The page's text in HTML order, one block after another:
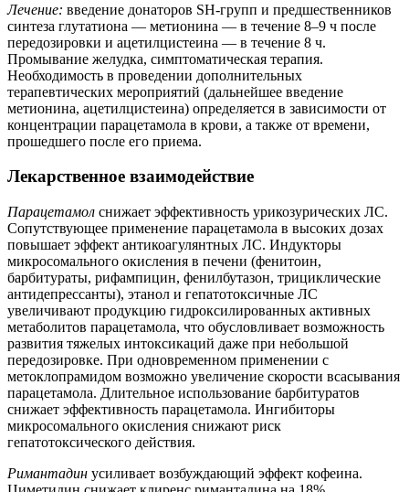
Лечение: введение донаторов SH-групп и предшественников
синтеза глутатиона — метионина — в течение 8–9 ч после
передозировки и ацетилцистеина — в течение 8 ч.
Промывание желудка, симптоматическая терапия.
Необходимость в проведении дополнительных
терапевтических мероприятий (дальнейшее введение
метионина, ацетилцистеина) определяется в зависимости от
концентрации парацетамола в крови, а также от времени,
прошедшего после его приема.
Лекарственное взаимодействие
Парацетамол снижает эффективность урикозурических ЛС.
Сопутствующее применение парацетамола в высоких дозах
повышает эффект антикоагулянтных ЛС. Индукторы
микросомального окисления в печени (фенитоин,
барбитураты, рифампицин, фенилбутазон, трициклические
антидепрессанты), этанол и гепатотоксичные ЛС
увеличивают продукцию гидроксилированных активных
метаболитов парацетамола, что обусловливает возможность
развития тяжелых интоксикаций даже при небольшой
передозировке. При одновременном применении с
метоклопрамидом возможно увеличение скорости всасывания
парацетамола. Длительное использование барбитуратов
снижает эффективность парацетамола. Ингибиторы
микросомального окисления снижают риск
гепатотоксического действия.
Римантадин усиливает возбуждающий эффект кофеина.